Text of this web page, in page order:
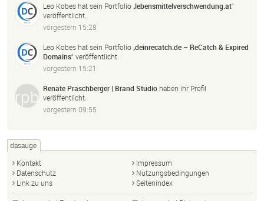
Leo Kobes hat sein Portfolio „lebensmittelverschwendung. at“
veröffentlicht.
vorgestern 15:28
Leo Kobes hat sein Portfolio „deinrecatch. de – ReCatch & Expired
Domains“ veröffentlicht.
vorgestern 15:21
Renate Praschberger | Brand Studio haben ihr Profil
veröffentlicht.
vorgestern 09:55
dasauge
Kontakt
Impressum
Datenschutz
Nutzungsbedingungen
Link zu uns
Seitenindex